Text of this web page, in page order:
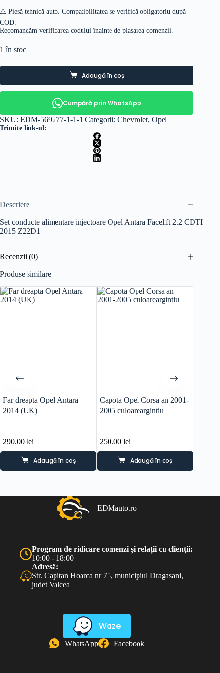
⚠️ Piesă tehnică auto. Compatibilitatea se verifică obligatoriu după
COD.
Recomandăm verificarea codului înainte de plasarea comenzii.
1 în stoc
Adaugă în coș
Cumpără prin WhatsApp
SKU: EDM-569277-1-1-1 Categorii: Chevrolet, Opel
Trimite link-ul:
Descriere
Set conducte alimentare injectoare Opel Antara Facelift 2.2 CDTI
2015 Z22D1
Recenzii (0)
Produse similare
Far dreapta Opel Antara
2014 (UK)
290.00 lei
Adaugă în coș
Capota Opel Corsa an 2001-
2005 culoareargintiu
250.00lei
Adaugă în coș
EDMauto.ro
Program de ridicare comenzi și relații cu clienții:
10:00 - 18:00
Adresă:
Str. Capitan Hoarca nr 75, municipiul Dragasani,
judet Valcea
Waze
WhatsApp Facebook